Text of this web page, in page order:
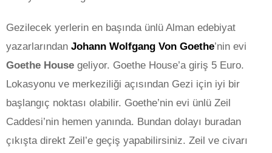
Gezilecek yerlerin en başında ünlü Alman edebiyat
yazarlarından Johann Wolfgang Von Goethe’nin evi
Goethe House geliyor. Goethe House’a giriş 5 Euro.
Lokasyonu ve merkeziliği açısından Gezi için iyi bir
başlangıç noktası olabilir. Goethe’nin evi ünlü Zeil
Caddesi’nin hemen yanında. Bundan dolayı buradan
çıkışta direkt Zeil’e geçiş yapabilirsiniz. Zeil ve civarı